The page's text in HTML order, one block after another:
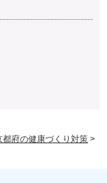
都府の健康づくり対策 >